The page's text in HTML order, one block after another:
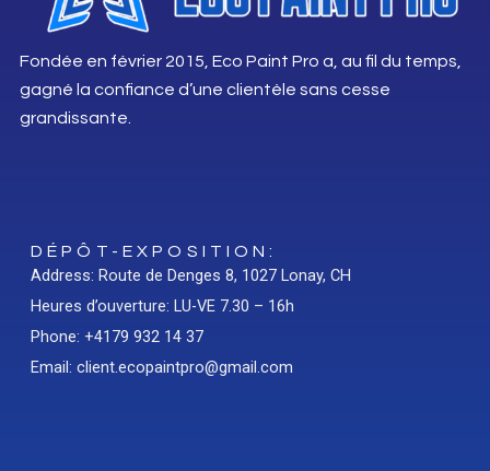
Fondée en février 2015, Eco Paint Pro a, au fil du temps,
gagné la confiance d’une clientèle sans cesse
grandissante.
DÉPÔT-EXPOSITION:
Address: Route de Denges 8, 1027 Lonay, CH
Heures d’ouverture: LU-VE 7.30 – 16h
Phone: +4179 932 14 37
Email: client.ecopaintpro@gmail.com